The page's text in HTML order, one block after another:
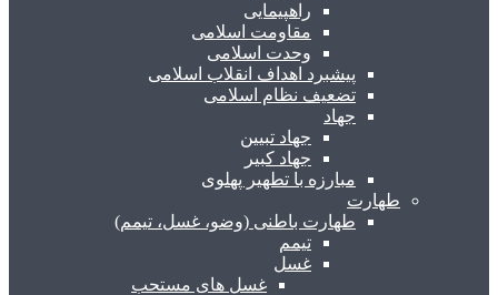
راهپیمایی
مقاومت اسلامی
وحدت اسلامی
پیشبرد اهداف انقلاب اسلامی
تضعیف نظام اسلامی
جهاد
جهاد تبیین
جهاد کبیر
مبارزه با تطهیر پهلوی
طهارت
طهارت باطنی (وضو، غسل، تیمم)
تیمم
غسل
غسل های مستحب